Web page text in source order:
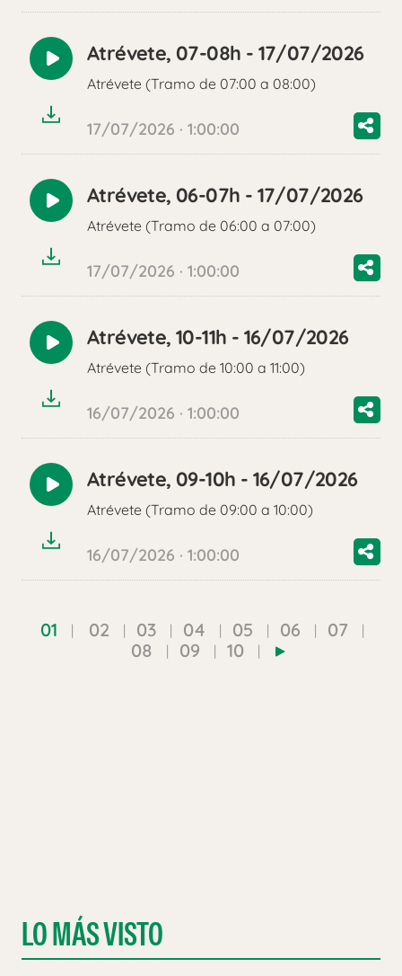
Reproducir
audio
Atrévete, 07-08h - 17/07/2026
Atrévete (Tramo de 07:00 a 08:00)
17/07/2026 · 1:00:00
Reproducir
audio
Atrévete, 06-07h - 17/07/2026
Atrévete (Tramo de 06:00 a 07:00)
17/07/2026 · 1:00:00
Reproducir
audio
Atrévete, 10-11h - 16/07/2026
Atrévete (Tramo de 10:00 a 11:00)
16/07/2026 · 1:00:00
Reproducir
audio
Atrévete, 09-10h - 16/07/2026
Atrévete (Tramo de 09:00 a 10:00)
16/07/2026 · 1:00:00
01 02 03 04 05 06
07
08
09 10
LO MÁS VISTO